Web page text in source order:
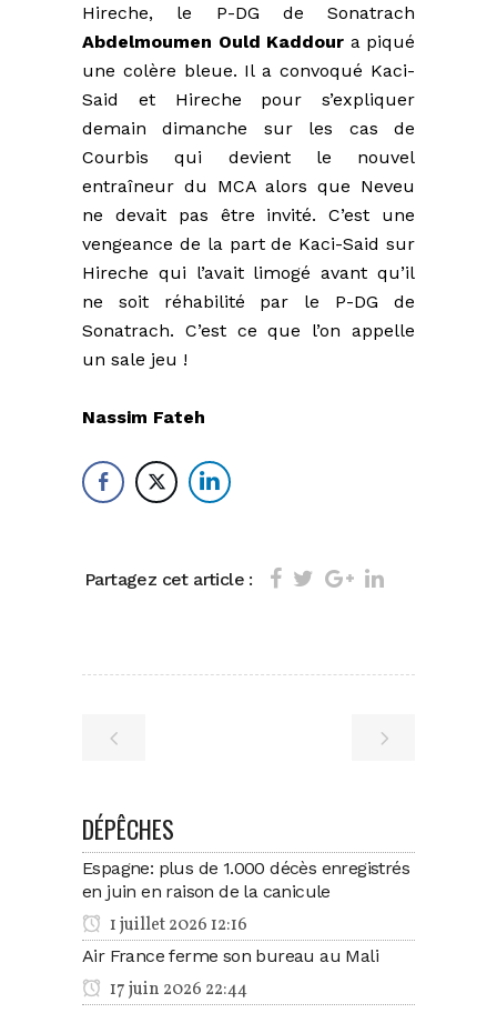
Hireche, le P-DG de Sonatrach
Abdelmoumen Ould Kaddour a piqué
une colère bleue. Il a convoqué Kaci-
Said et Hireche pour s’expliquer
demain dimanche sur les cas de
Courbis qui devient le nouvel
entraîneur du MCA alors que Neveu
ne devait pas être invité. C’est une
vengeance de la part de Kaci-Said sur
Hireche qui l’avait limogé avant qu’il
ne soit réhabilité par le P-DG de
Sonatrach. C’est ce que l’on appelle
un sale jeu !
Nassim Fateh
Partagez cet article :
DÉPÊCHES
Espagne: plus de 1.000 décès enregistrés
en juin en raison de la canicule
1 juillet 2026 12:16
Air France ferme son bureau au Mali
17 juin 2026 22:44